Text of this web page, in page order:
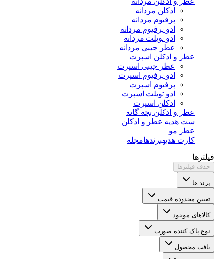
ادکلن مردانه
پرفیوم مردانه
ادو پرفیوم مردانه
ادو تویلت مردانه
عطر جیبی مردانه
عطر و ادکلن اسپرت
عطر جیبی اسپرت
ادو پرفیوم اسپرت
پرفیوم اسپرت
ادو تویلت اسپرت
ادکلن اسپرت
عطر و ادکلن بچه گانه
ست هدیه عطر و ادکلن
عطر مو
کارت هدیهبرندهامجله
فیلترها
حذف فیلترها
برند ها
تعیین محدوده قیمت
کالاهای موجود
نوع پاک کننده صورت
بافت محصول